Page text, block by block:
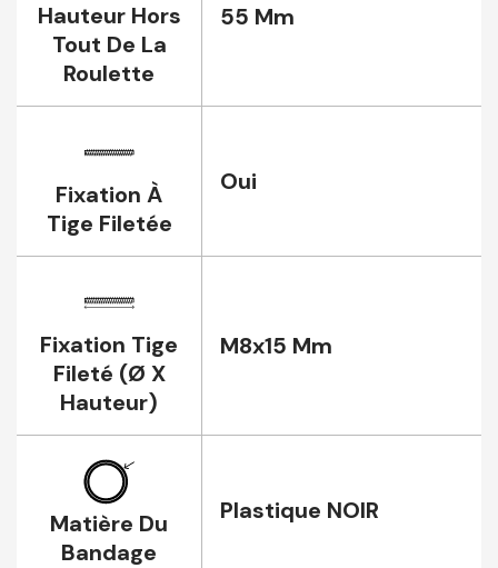
Hauteur Hors
Tout De La
Roulette
55 Mm
Fixation À
Tige Filetée
Oui
Fixation Tige
Fileté (Ø X
Hauteur)
M8x15 Mm
Matière Du
Bandage
Plastique NOIR